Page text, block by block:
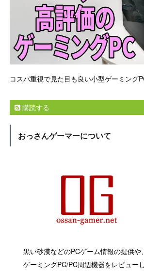
コスパ重視で見た目も良い小型ゲーミング
購読する
おっさんゲーマーについて
黒い砂漠などのPCゲーム情報の提供や、
ゲーミングPC/PC周辺機器をレビューし